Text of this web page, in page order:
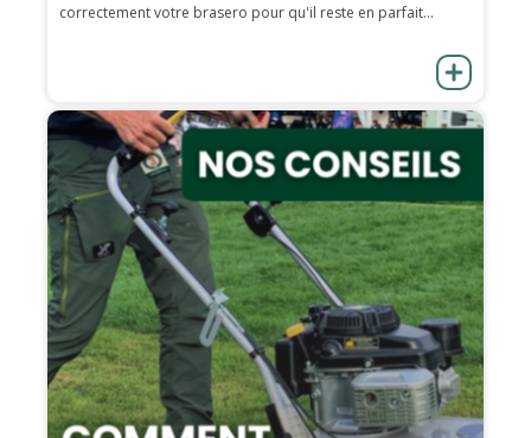
correctement votre brasero pour qu'il reste en parfait...